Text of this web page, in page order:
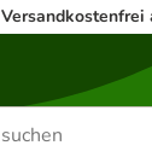
Versandkostenfrei